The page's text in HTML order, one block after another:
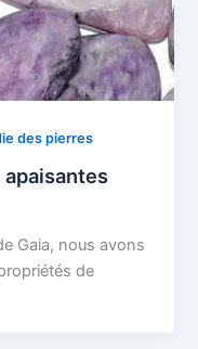
des pierres
Gaia, nous avons
de